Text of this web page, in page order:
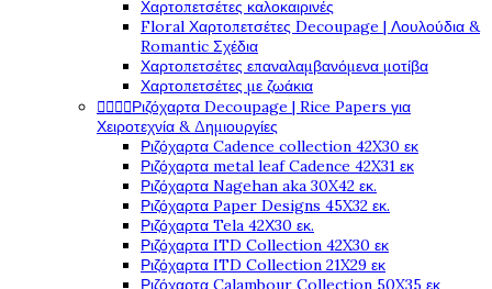
Χαρτοπετσέτες καλοκαιρινές
Floral Χαρτοπετσέτες Decoupage | Λουλούδια &
Romantic Σχέδια
Χαρτοπετσέτες επαναλαμβανόμενα μοτίβα
Χαρτοπετσέτες με ζωάκια
Ριζόχαρτα Decoupage | Rice Papers για
Χειροτεχνία & Δημιουργίες
Ριζόχαρτα Cadence collection 42X30 εκ
Ριζόχαρτα metal leaf Cadence 42X31 εκ
Ριζόχαρτα Nagehan aka 30X42 εκ.
Ριζόχαρτα Paper Designs 45X32 εκ.
Ριζόχαρτα Tela 42Χ30 εκ.
Ριζόχαρτα ITD Collection 42X30 εκ
Ριζόχαρτα ITD Collection 21X29 εκ
Ριζόχαρτα Calambour Collection 50X35 εκ